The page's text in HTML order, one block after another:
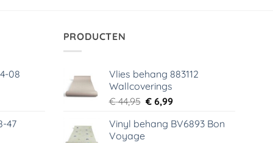
08
47
PRODUCTEN
Vlies behang 883112
Wallcoverings
€44,95 Oorspronkelijke
was:
€ 6,99Huidige
is:
Vinyl behang BV6893 Bon
Voyage